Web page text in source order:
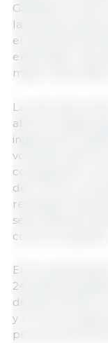
Ganadería,
las proyecciones
el potencial de
exportador
mayor
La carne de
abril, el estado
ingresos por
volumen y 8,5 %
comparación
del 7,1 % en
resultado
serie histórica
como en ingresos.
En el
240 300
de 579,1 MUSD,
y 17,7 % en
período del año